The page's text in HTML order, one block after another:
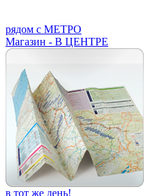
рядом с МЕТРО
Магазин - В ЦЕНТРЕ
в тот же день!